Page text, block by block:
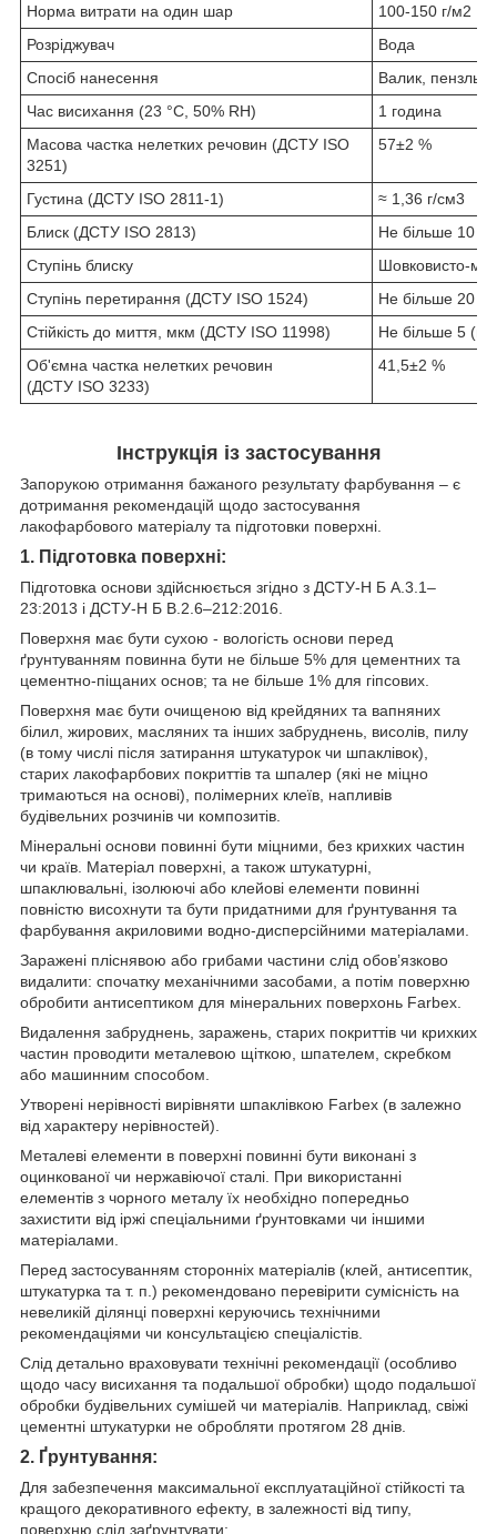
Норма витрати на один шар
100-150 г/м2
Розріджувач
Вода
Спосіб нанесення
Валик, пензль
Час висихання (23 °С, 50% RH)
1 година
Масова частка нелетких речовин (ДСТУ ISO
3251)
57±2 %
Густина (ДСТУ ISO 2811-1) ≈ 1,36 г/см3
Блиск (ДСТУ ISO 2813)
Не більше 10
Ступінь блиску
Шовковисто-
Ступінь перетирання (ДСТУ ISO 1524)
Не більше 20
Стійкість до миття, мкм (ДСТУ ISO 11998)
Не більше 5
Об'ємна частка нелетких речовин
(ДСТУ ISO 3233)
41,5±2 %
Інструкція із застосування
Запорукою отримання бажаного результату фарбування – є
дотримання рекомендацій щодо застосування
лакофарбового матеріалу та підготовки поверхні.
1. Підготовка поверхні:
Підготовка основи здійснюється згідно з ДСТУ-Н Б А.3.1–
23:2013 і ДСТУ-Н Б В.2.6–212:2016.
Поверхня має бути сухою - вологість основи перед
ґрунтуванням повинна бути не більше 5% для цементних та
цементно-піщаних основ; та не більше 1% для гіпсових.
Поверхня має бути очищеною від крейдяних та вапняних
білил, жирових, масляних та інших забруднень, висолів, пилу
(в тому числі після затирання штукатурок чи шпаклівок),
старих лакофарбових покриттів та шпалер (які не міцно
тримаються на основі), полімерних клеїв, напливів
будівельних розчинів чи композитів.
Мінеральні основи повинні бути міцними, без крихких частин
чи країв. Матеріал поверхні, а також штукатурні,
шпаклювальні, ізолюючі або клейові елементи повинні
повністю висохнути та бути придатними для ґрунтування та
фарбування акриловими водно-дисперсійними матеріалами.
Заражені пліснявою або грибами частини слід обов’язково
видалити: спочатку механічними засобами, а потім поверхню
обробити антисептиком для мінеральних поверхонь Farbex.
Видалення забруднень, заражень, старих покриттів чи крихких
частин проводити металевою щіткою, шпателем, скребком
або машинним способом.
Утворені нерівності вирівняти шпаклівкою Farbex (в залежно
від характеру нерівностей).
Металеві елементи в поверхні повинні бути виконані з
оцинкованої чи нержавіючої сталі. При використанні
елементів з чорного металу їх необхідно попередньо
захистити від іржі спеціальними ґрунтовками чи іншими
матеріалами.
Перед застосуванням сторонніх матеріалів (клей, антисептик,
штукатурка та т. п.) рекомендовано перевірити сумісність на
невеликій ділянці поверхні керуючись технічними
рекомендаціями чи консультацією спеціалістів.
Слід детально враховувати технічні рекомендації (особливо
щодо часу висихання та подальшої обробки) щодо подальшої
обробки будівельних сумішей чи матеріалів. Наприклад, свіжі
цементні штукатурки не обробляти протягом 28 днів.
2. Ґрунтування:
Для забезпечення максимальної експлуатаційної стійкості та
кращого декоративного ефекту, в залежності від типу,
поверхню слід заґрунтувати: